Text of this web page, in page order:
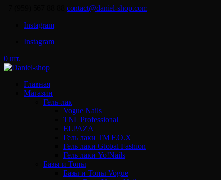
contact@daniel-shop.com
Instagram
Instagram
0 шт.
Главная
Магазин
Гель-лак
Vogue Nails
TNL Professional
ELPAZA
Гель лаки ТМ F.O.X
Гель лаки Global Fashion
Гель лаки Yo!Nails
Базы и Топы
Базы и Топы Vogue